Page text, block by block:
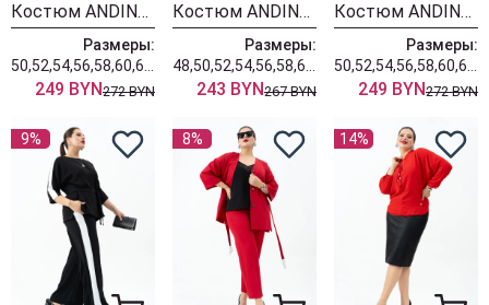
Костюм ANDINA 964 черный
Размеры:
249 BYN272 BYN
Костюм ANDINA 965 черный
Размеры:
243 BYN267 BYN
Костюм ANDINA 970 алый/черный
Размеры:
249 BYN272 BYN
9% 8% 14%